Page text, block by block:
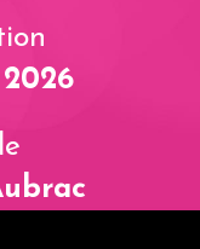
2026